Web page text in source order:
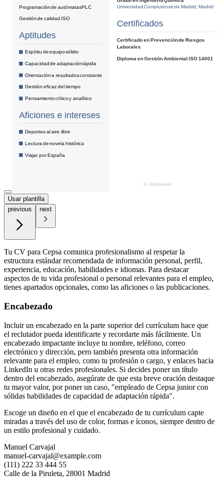
Usar plantilla
previous
next
Tu CV para Cepsa comunica profesionalismo al respetar la
estructura estándar recomendada de información personal, perfil,
experiencia, educación, habilidades e idiomas. Para destacar
aspectos de tu vida profesional o personal relevantes para el empleo,
tienes apartados opcionales, como las aficiones o las publicaciones.
Encabezado
Incluir un encabezado en la parte superior del currículum hace que
el reclutador pueda identificarte y recordarte más fácilmente. Un
encabezado impactante incluye tu nombre, teléfono, correo
electrónico y dirección, pero también presenta otra información
relevante para el empleo, como tu profesión o cargo, y enlaces hacia
LinkedIn u otras redes profesionales. Si decides poner un título
dentro del encabezado, asegúrate de que esta breve oración destaque
tu mayor valor, por poner un caso, "empleado de Cepsa junior con
sólidas habilidades de capacidad de adaptación rápida".
Escoge un diseño en el que el encabezado de tu currículum capte
miradas a través del uso de color, formas e íconos, siempre dentro de
un estilo profesional y cuidado.
Manuel Carvajal
manuel-carvajal@example.com
(111) 222 33 444 55
Calle de la Piruleta, 28001 Madrid